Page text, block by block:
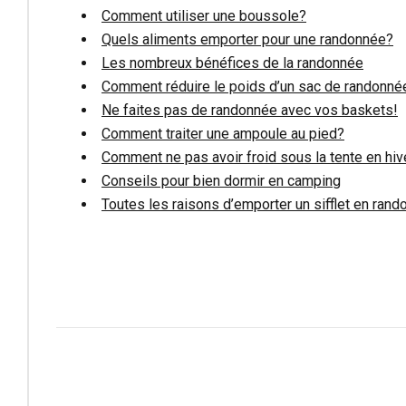
Comment utiliser une boussole?
Quels aliments emporter pour une randonnée?
Les nombreux bénéfices de la randonnée
Comment réduire le poids d’un sac de
Ne faites pas de randonnée avec vos baskets!
Comment traiter une ampoule au pied?
Comment ne pas avoir froid sous la tente en
Conseils pour bien dormir en camping
Toutes les raisons d’emporter un sifflet en